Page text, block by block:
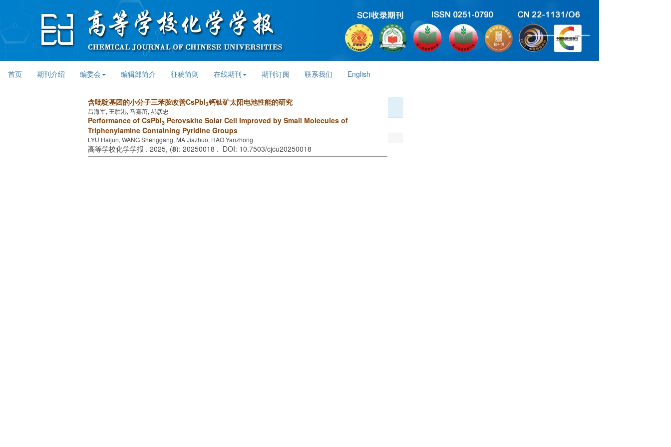
首页 期刊介绍 编委会 编辑部简介 征稿简则 在线期刊 期刊订阅 联系我们 English
含吡啶基团的小分子三苯胺改善CsPbI3钙钛矿太阳电池性能的研究
吕海军, 王胜港, 马嘉茁, 郝彦忠
Performance of CsPbI3 Perovskite Solar Cell Improved by Small Molecules of
Triphenylamine Containing Pyridine Groups
LYU Haijun, WANG Shenggang, MA Jiazhuo, HAO Yanzhong
高等学校化学学报 . 2025, (8): 20250018 . DOI: 10.7503/cjcu20250018